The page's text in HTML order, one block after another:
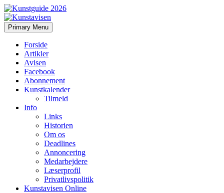
Kunstavisen
Search
Primary Menu Skip
to
Forside
Artikler
Avisen
Facebook
Abonnement
Kunstkalender
Tilmeld
Info
Links
Historien
Om os
Deadlines
Annoncering
Medarbejdere
Læserprofil
Privatlivspolitik
Kunstavisen Online